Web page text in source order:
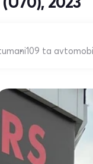
109 ta